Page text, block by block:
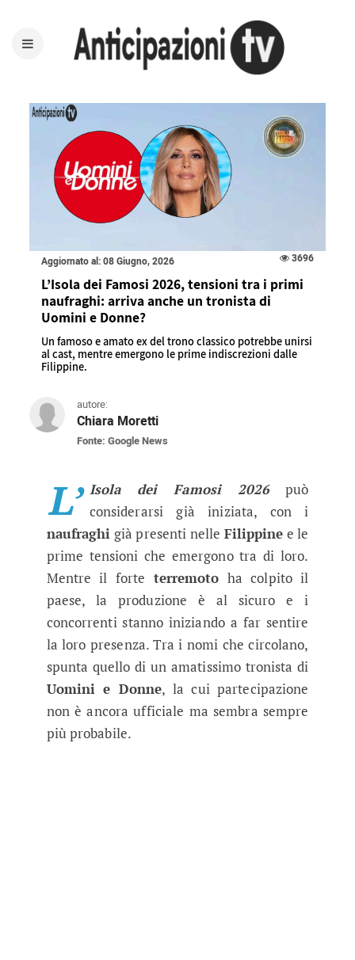
Aggiornato al: 08 Giugno, 2026 3696
L’Isola dei Famosi 2026, tensioni tra i primi
naufraghi: arriva anche un tronista di
Uomini e Donne?
Un famoso e amato ex del trono classico potrebbe unirsi
al cast, mentre emergono le prime indiscrezioni dalle
Filippine.
autore:
Chiara Moretti
Fonte: Google News
L’Isola dei Famosi 2026,
L’ Isola dei Famosi 2026può
considerarsi già iniziata, con i
naufraghi già presenti nelle Filippine e le
prime tensioni che emergono tra di loro.
Mentre il forte terremoto ha colpito il
paese, la produzione è al sicuro e i
concorrenti stanno iniziando a far sentire
la loro presenza. Tra i nomi che circolano,
spunta quello di un amatissimo tronista di
Uomini e Donne, la cui partecipazione
non è ancora ufficiale ma sembra sempre
più probabile.